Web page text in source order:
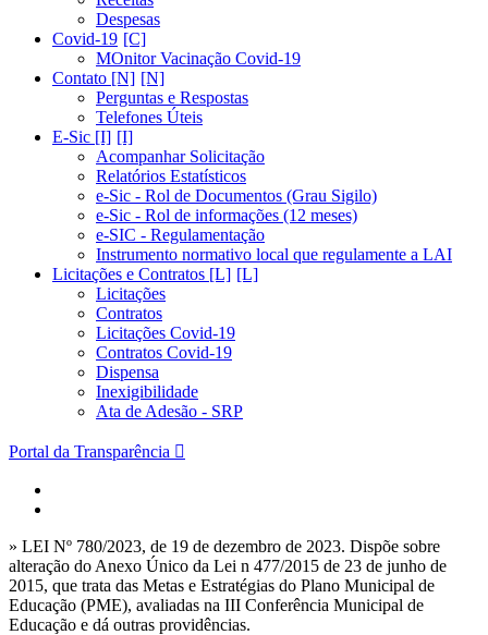
Despesas
Covid-19
MOnitor Vacinação Covid-19
Contato [N]
Perguntas e Respostas
Telefones Úteis
E-Sic [I]
Acompanhar Solicitação
Relatórios Estatísticos
e-Sic - Rol de Documentos (Grau Sigilo)
e-Sic - Rol de informações (12 meses)
e-SIC - Regulamentação
Instrumento normativo local que regulamente a LAI
Licitações e Contratos [L]
Licitações
Contratos
Licitações Covid-19
Contratos Covid-19
Dispensa
Inexigibilidade
Ata de Adesão - SRP
Portal da Transparência
» LEI Nº 780/2023, de 19 de dezembro de 2023. Dispõe sobre
alteração do Anexo Único da Lei n 477/2015 de 23 de junho de
2015, que trata das Metas e Estratégias do Plano Municipal de
Educação (PME), avaliadas na III Conferência Municipal de
Educação e dá outras providências.